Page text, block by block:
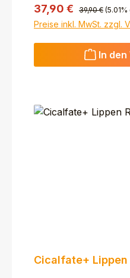
Verkaufspreis:
37,90 € Regulärer Preis:
39,90 €
Preise inkl. MwSt. zzgl.
In
Cicalfate+ Lippen